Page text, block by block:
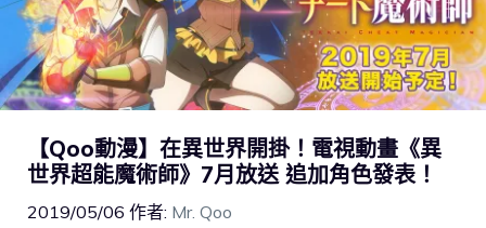
【Qoo動漫】在異世界開掛！電視動畫《異
世界超能魔術師》7月放送 追加角色發表！
2019/05/06 作者: Mr. Qoo